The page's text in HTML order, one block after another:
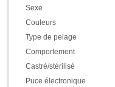
Sexe
Couleurs
Type de pelage
Comportement
Castré/stérilisé
Puce électronique